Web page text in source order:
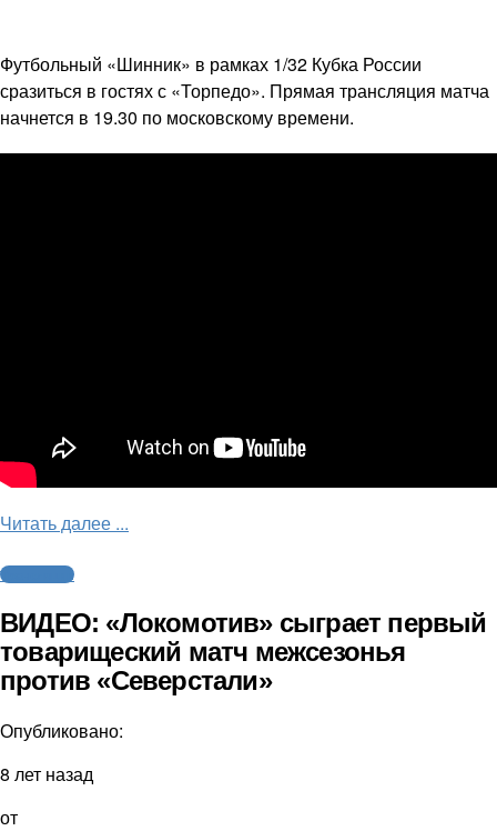
Футбольный «Шинник» в рамках 1/32 Кубка России
сразиться в гостях с «Торпедо». Прямая трансляция матча
начнется в 19.30 по московскому времени.
Читать далее ...
Трансляции
ВИДЕО: «Локомотив» сыграет первый
товарищеский матч межсезонья
против «Северстали»
Опубликовано:
8 лет назад
от